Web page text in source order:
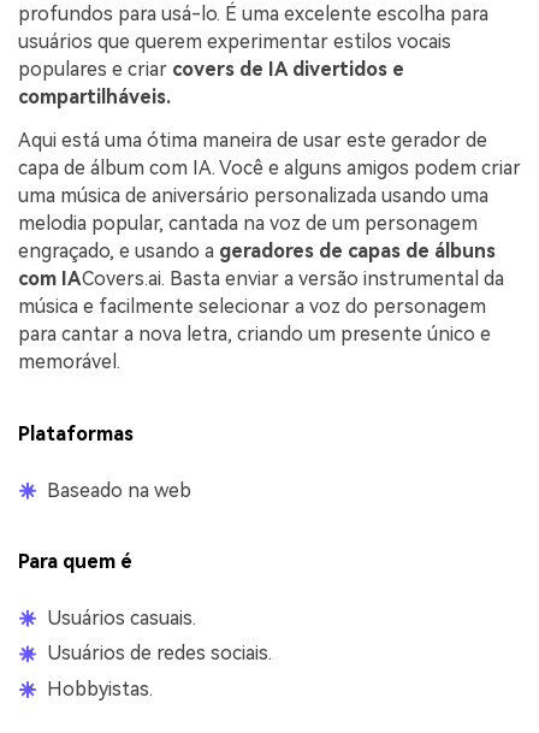
profundos para usá-lo. É uma excelente escolha para
usuários que querem experimentar estilos vocais
populares e criar covers de IA divertidos e
compartilháveis.
Aqui está uma ótima maneira de usar este gerador de
capa de álbum com IA. Você e alguns amigos podem criar
uma música de aniversário personalizada usando uma
melodia popular, cantada na voz de um personagem
engraçado, e usando a geradores de capas de álbuns
com IACovers.ai. Basta enviar a versão instrumental da
música e facilmente selecionar a voz do personagem
para cantar a nova letra, criando um presente único e
memorável.
Plataformas
Baseado na web
Para quem é
Usuários casuais.
Usuários de redes sociais.
Hobbyistas.